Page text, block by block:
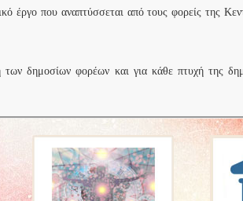
έργο που αναπτύσσεται από τους φορείς της
δημοσίων φορέων και για κάθε πτυχή της